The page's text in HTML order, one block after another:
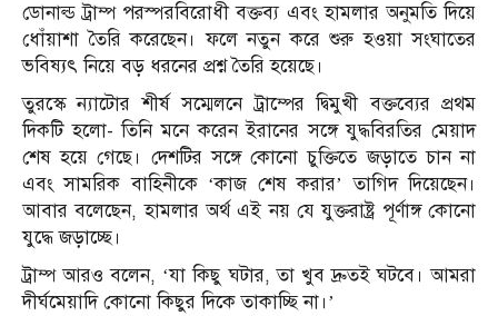
ডোনাল্ড ট্রাম্প পরস্পরবিরোধী বক্তব্য এবং হামলার অনুমতি দিয়ে
ধোঁয়াশা তৈরি করেছেন। ফলে নতুন করে শুরু হওয়া সংঘাতের
ভবিষ্যৎ নিয়ে বড় ধরনের প্রশ্ন তৈরি হয়েছে।
তুরস্কে ন্যাটোর শীর্ষ সম্মেলনে ট্রাম্পের দ্বিমুখী বক্তব্যের প্রথম
দিকটি হলো- তিনি মনে করেন ইরানের সঙ্গে যুদ্ধবিরতির মেয়াদ
শেষ হয়ে গেছে। দেশটির সঙ্গে কোনো চুক্তিতে জড়াতে চান না
এবং সামরিক বাহিনীকে ‘কাজ শেষ করার’ তাগিদ দিয়েছেন।
আবার বলেছেন, হামলার অর্থ এই নয় যে যুক্তরাষ্ট্র পূর্ণাঙ্গ কোনো
যুদ্ধে জড়াচ্ছে।
ট্রাম্প আরও বলেন, ‘যা কিছু ঘটার, তা খুব দ্রুতই ঘটবে। আমরা
দীর্ঘমেয়াদি কোনো কিছুর দিকে তাকাচ্ছি না।’